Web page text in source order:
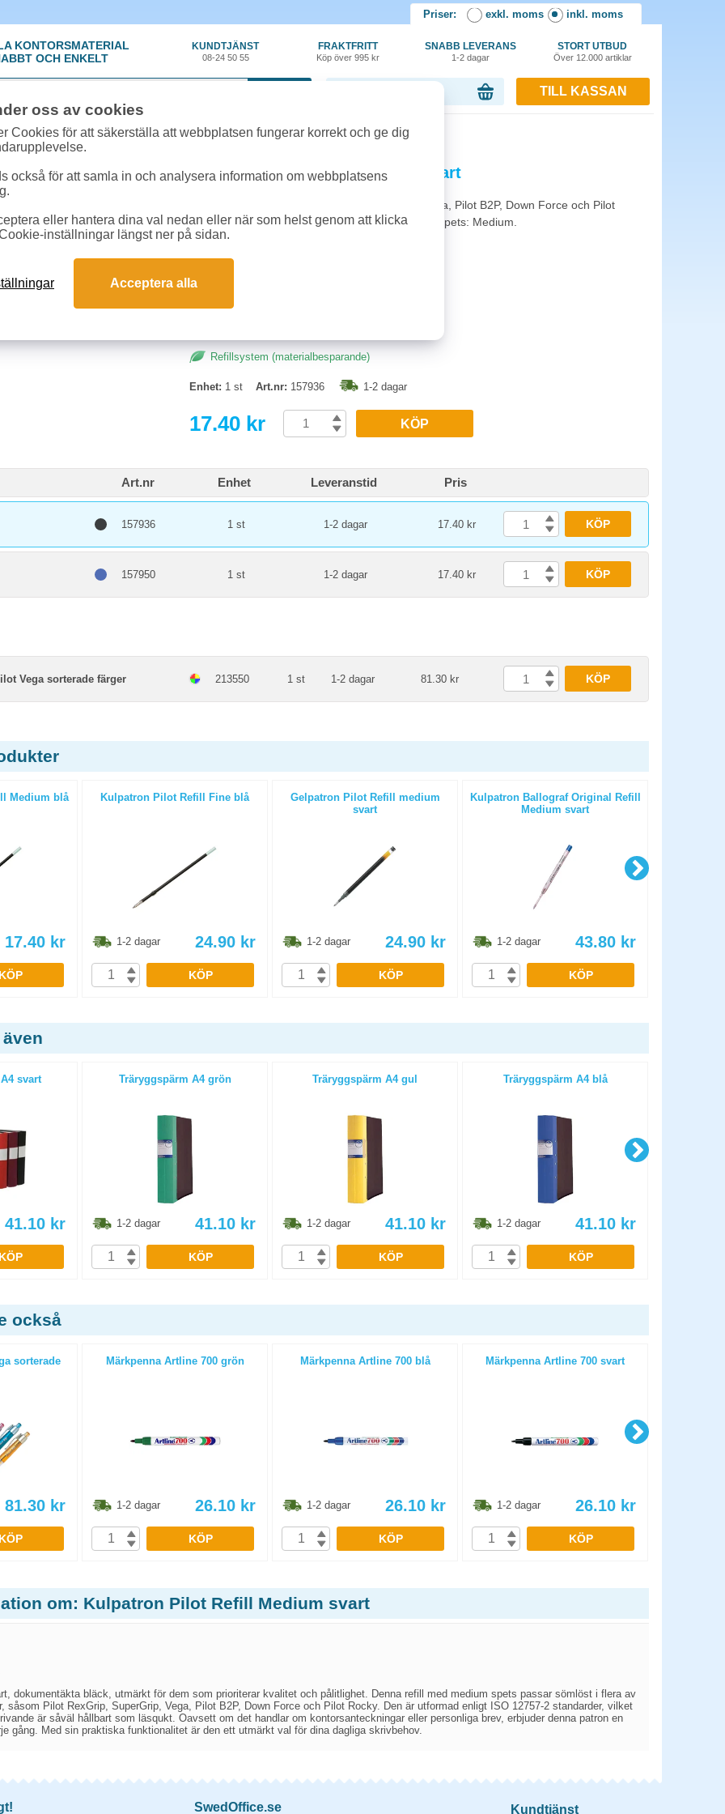
Priser: exkl. moms inkl. moms
KONTORSMATERIAL
OCH ENKELT
KUNDTJÄNST
08-24 50 55
FRAKTFRITT
Köp över 995 kr
SNABB LEVERANS
1-2 dagar
STORT UTBUD
Över 12.000 artiklar
TILL KASSAN
»Kulpatroner»Kulpatron Pilot Refill Medium svart
Kulpatron Pilot Refill Medium svart
Patron som passar Pilot RexGrip, SuperGrip, Vega, Pilot B2P, Down Force och Pilot
Rocky. Dokumentäkta bläck enligt ISO 12757-2. Spets: Medium.
Refillsystem (materialbesparande)
Enhet: 1 st Art.nr: 157936 1-2 dagar
17.40 kr KÖP
Art.nr Enhet Leveranstid Pris
157936 1 st 1-2 dagar 17.40 kr KÖP
157950 1 st 1-2 dagar 17.40 kr KÖP
Vega sorterade färger 213550 1 st 1-2 dagar 81.30 kr KÖP
Medium blå
17.40 kr
KÖP
Kulpatron Pilot Refill Fine blå
1-2 dagar 24.90 kr
KÖP
Gelpatron Pilot Refill medium
svart
1-2 dagar 24.90 kr
KÖP
Kulpatron Ballograf Original Refill
Medium svart
1-2 dagar 43.80 kr
KÖP
svart
41.10 kr
KÖP
Träryggspärm A4 grön
1-2 dagar 41.10 kr
KÖP
Träryggspärm A4 gul
1-2 dagar 41.10 kr
KÖP
Träryggspärm A4 blå
1-2 dagar 41.10 kr
KÖP
också
sorterade
81.30 kr
KÖP
Märkpenna Artline 700 grön
1-2 dagar 26.10 kr
KÖP
Märkpenna Artline 700 blå
1-2 dagar 26.10 kr
KÖP
Märkpenna Artline 700 svart
1-2 dagar 26.10 kr
KÖP
om: Kulpatron Pilot Refill Medium svart
dokumentäkta bläck, utmärkt för dem som prioriterar kvalitet och pålitlighet. Denna refill med medium spets passar sömlöst i flera av
såsom Pilot RexGrip, SuperGrip, Vega, Pilot B2P, Down Force och Pilot Rocky. Den är utformad enligt ISO 12757-2 standarder, vilket
är såväl hållbart som läsqukt. Oavsett om det handlar om kontorsanteckningar eller personliga brev, erbjuder denna patron en
gång. Med sin praktiska funktionalitet är den ett utmärkt val för dina dagliga skrivbehov.
SwedOffice.se Kundtjänst
oss av cookies
Cookies för att säkerställa att webbplatsen fungerar korrekt och ge dig
också för att samla in och analysera information om webbplatsens
eller hantera dina val nedan eller när som helst genom att klicka
inställningar längst ner på sidan.
Acceptera alla